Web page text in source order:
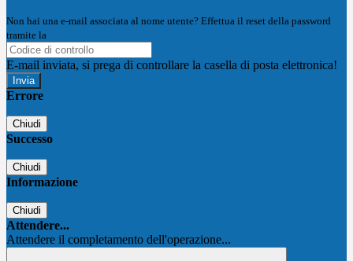
Non hai una e-mail associata al nome utente? Effettua il reset della password
tramite la
E-mail inviata, si prega di controllare la casella di posta elettronica!
Errore
Chiudi
Successo
Chiudi
Informazione
Chiudi
Attendere...
Attendere il completamento dell'operazione...